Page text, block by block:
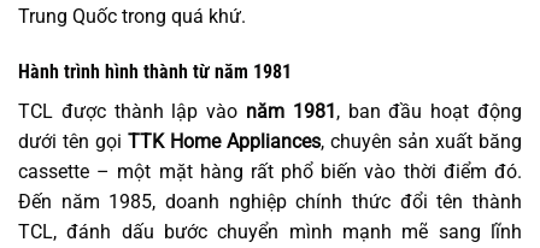
Trung Quốc trong quá khứ.
Hành trình hình thành từ năm 1981
TCL được thành lập vào năm 1981, ban đầu hoạt động
dưới tên gọi TTK Home Appliances, chuyên sản xuất băng
cassette – một mặt hàng rất phổ biến vào thời điểm đó.
Đến năm 1985, doanh nghiệp chính thức đổi tên thành
TCL, đánh dấu bước chuyển mình mạnh mẽ sang lĩnh